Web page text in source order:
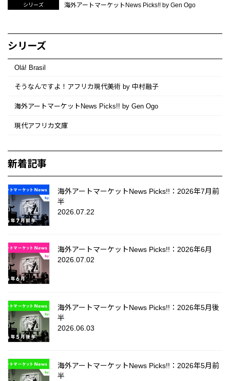
シリーズ 海外アートマーケットNews Picks!! by Gen Ogo
シリーズ
Olá! Brasil
そうなんですよ！アフリカ現代美術 by 中村融子
海外アートマーケットNews Picks!! by Gen Ogo
現代アフリカ文庫
新着記事
海外アートマーケットNews Picks!!：2026年7月前
半
2026.07.22
海外アートマーケットNews Picks!!：2026年6月
2026.07.02
海外アートマーケットNews Picks!!：2026年5月後
半
2026.06.03
海外アートマーケットNews Picks!!：2026年5月前
半